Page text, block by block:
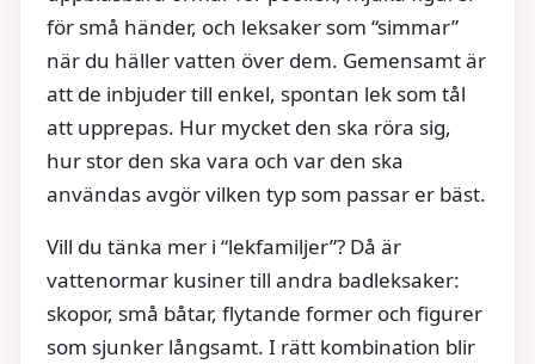
för små händer, och leksaker som “simmar”
när du häller vatten över dem. Gemensamt är
att de inbjuder till enkel, spontan lek som tål
att upprepas. Hur mycket den ska röra sig,
hur stor den ska vara och var den ska
användas avgör vilken typ som passar er bäst.
Vill du tänka mer i “lekfamiljer”? Då är
vattenormar kusiner till andra badleksaker:
skopor, små båtar, flytande former och figurer
som sjunker långsamt. I rätt kombination blir